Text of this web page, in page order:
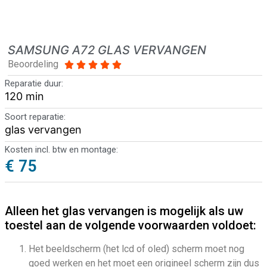
SAMSUNG A72 GLAS VERVANGEN
Beoordeling     
Reparatie duur:
120 min
Soort reparatie:
glas vervangen
Kosten incl. btw en montage:
€ 75
Alleen het glas vervangen is mogelijk als uw
toestel aan de volgende voorwaarden voldoet:
Het beeldscherm (het lcd of oled) scherm moet nog
goed werken en het moet een origineel scherm zijn dus